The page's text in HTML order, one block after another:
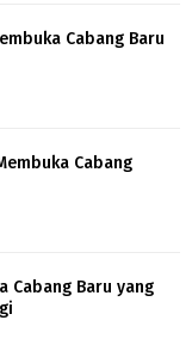
Cabang Baru
Cabang
Cabang Baru yang